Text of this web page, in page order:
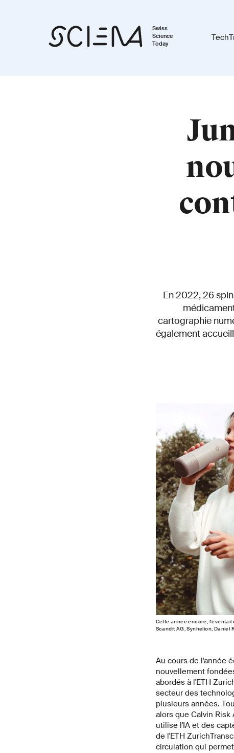
Swiss
Science
Today
En 2022, 26
cartographie
également
Cette année encore, l'éventail
Scandit AG, Synhelion, Daniel
Au cours de l'année
nouvellement
abordés à l'ETH
secteur des
plusieurs années.
alors que Calvin
utilise l'IA et des
de l'ETH
circulation qui